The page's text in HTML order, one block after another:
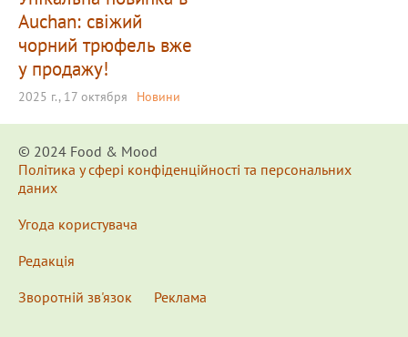
Auchan: свіжий
чорний трюфель вже
у продажу!
2025 г., 17 октября Новини
© 2024 Food & Мood
Політика у сфері конфіденційності та персональних
даних
Угода користувача
Редакція
Зворотній зв'язок
Реклама